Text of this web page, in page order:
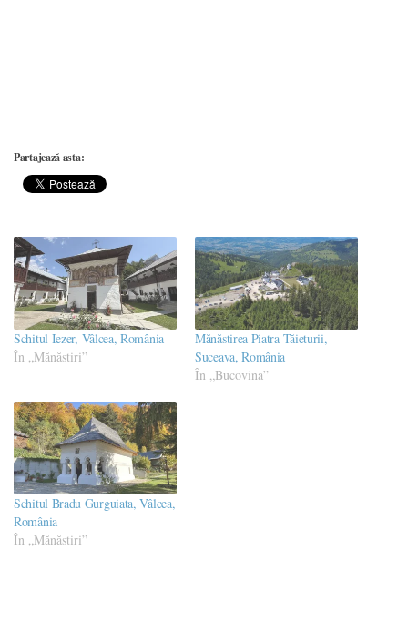
Partajează asta:
Schitul Iezer, Vâlcea, România
În „Mănăstiri”
Mănăstirea Piatra Tăieturii,
Suceava, România
În „Bucovina”
Schitul Bradu Gurguiata, Vâlcea,
România
În „Mănăstiri”